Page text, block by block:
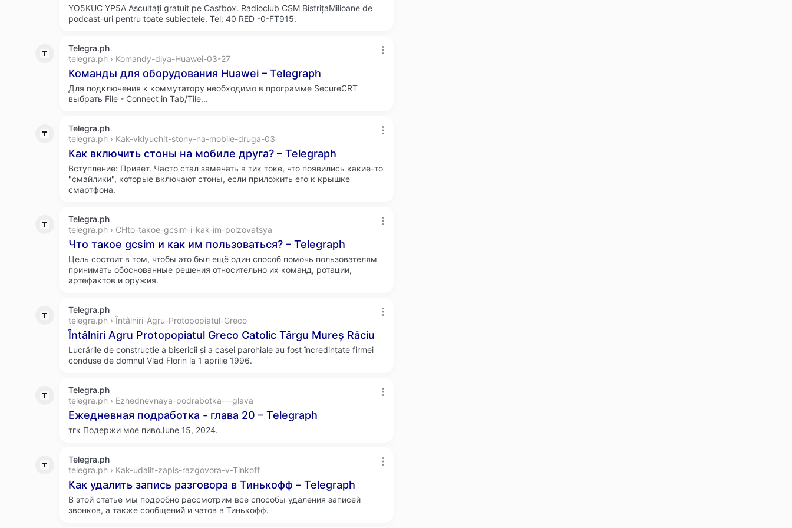
YO5KUC YP5A Ascultați gratuit pe Castbox. Radioclub CSM BistrițaMilioane de
podcast-uri pentru toate subiectele. Tel: 40 RED -0-FT915.
Telegra.ph
telegra.ph › Komandy-dlya-Huawei-03-27
Команды для оборудования Huawei – Telegraph
Для подключения к коммутатору необходимо в программе SecureCRT
выбрать File - Connect in Tab/Tile...
Telegra.ph
telegra.ph › Kak-vklyuchit-stony-na-mobile-druga-03
Как включить стоны на мобиле друга? – Telegraph
Вступление: Привет. Часто стал замечать в тик токе, что появились какие-то
"смайлики", которые включают стоны, если приложить его к крышке
смартфона.
Telegra.ph
telegra.ph › CHto-takoe-gcsim-i-kak-im-polzovatsya
Что такое gcsim и как им пользоваться? – Telegraph
Цель состоит в том, чтобы это был ещё один способ помочь пользователям
принимать обоснованные решения относительно их команд, ротации,
артефактов и оружия.
Telegra.ph
telegra.ph › Întâlniri-Agru-Protopopiatul-Greco
Întâlniri Agru Protopopiatul Greco Catolic Târgu Mureș Râciu
Lucrările de construcție a bisericii și a casei parohiale au fost încredințate firmei
conduse de domnul Vlad Florin la 1 aprilie 1996.
Telegra.ph
telegra.ph › Ezhednevnaya-podrabotka---glava
Ежедневная подработка - глава 20 – Telegraph
тгк Подержи мое пивоJune 15, 2024.
Telegra.ph
telegra.ph › Kak-udalit-zapis-razgovora-v-Tinkoff
Как удалить запись разговора в Тинькофф – Telegraph
В этой статье мы подробно рассмотрим все способы удаления записей
звонков, а также сообщений и чатов в Тинькофф.